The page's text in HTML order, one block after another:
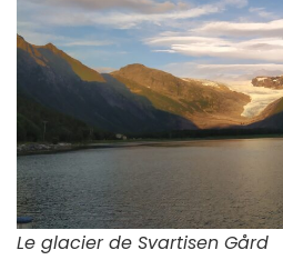
Le glacier de Svartisen Gård